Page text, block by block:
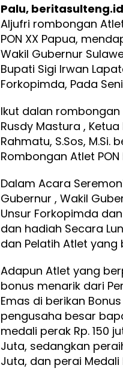
P
a
,
G
u
e
r
n
u
r
S
l
t
n
g
T
a
t
i
a
n
j
i
B
Palu,
Aljufri rombongan
PON XX Papua,
Wakil Gubernur
Bupati Sigi Irwan
Forkopimda, Pada
Ikut dalan rombongan
Rusdy Mastura , Ketua
Rahmatu, S.Sos,
Rombongan Atlet PON
Dalam Acara
Gubernur , Wakil
Unsur Forkopimda
dan hadiah Secara
dan Pelatih Atlet
Adapun Atlet yang
bonus menarik dari
Emas di berikan
pengusaha besar
medali perak Rp. 150
Juta, sedangkan
Juta, dan perai Medali